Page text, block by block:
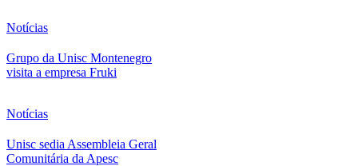
Notícias
Grupo da Unisc Montenegro
visita a empresa Fruki
Notícias
Unisc sedia Assembleia Geral
Comunitária da Apesc